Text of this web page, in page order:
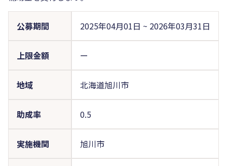
公募期間 2025年04月01日 ~ 2026年03月31日
上限金額 ー
地域 北海道旭川市
助成率 0.5
実施機関 旭川市